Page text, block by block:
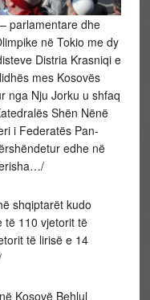
parlamentare dhe
në Tokio me dy
Distria Krasniqi e
mes Kosovës
nga Nju Jorku u shfaq
Shën Nënë
i Federatës Pan-
edhe në
shqiptarët kudo
të 110 vjetorit të
të lirisë e 14
Kosovë Behlul